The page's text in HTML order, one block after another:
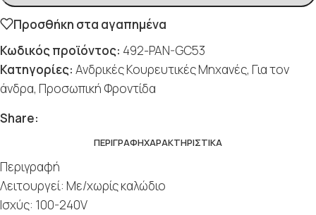
Προσθήκη στα αγαπημένα
Κωδικός προϊόντος: 492-PAN-GC53
Κατηγορίες: Ανδρικές Κουρευτικές Μηχανές, Για τον
άνδρα, Προσωπική Φροντίδα
Share:
ΠΕΡΙΓΡΑΦΉΧΑΡΑΚΤΗΡΙΣΤΙΚΆ
Περιγραφή
Λειτουργεί: Με/χωρίς καλώδιο
Ισχύς: 100-240V